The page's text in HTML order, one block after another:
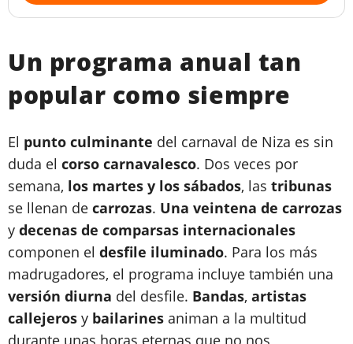
Un programa anual tan
popular como siempre
El punto culminante del carnaval de Niza es sin
duda el corso carnavalesco. Dos veces por
semana, los martes y los sábados, las tribunas
se llenan de carrozas. Una veintena de carrozas
y decenas de comparsas internacionales
componen el desfile iluminado. Para los más
madrugadores, el programa incluye también una
versión diurna del desfile. Bandas, artistas
callejeros y bailarines animan a la multitud
durante unas horas eternas que no nos